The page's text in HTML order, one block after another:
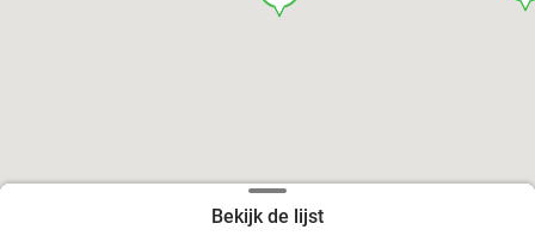
Bekijk de lijst